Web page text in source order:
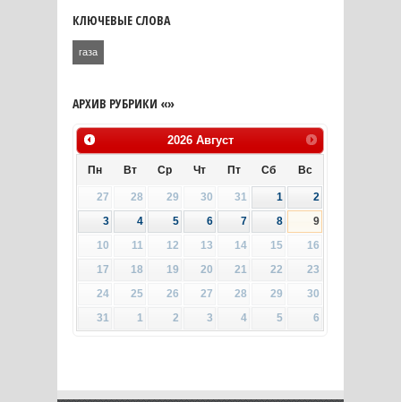
КЛЮЧЕВЫЕ СЛОВА
газа
АРХИВ РУБРИКИ «»
2026 Август
Пн Вт Ср Чт Пт Сб Вс
27 28 29 30 31 1
2
3
4 5 6 7 8
9
10
11 12 13 14 15
16
17
18 19 20 21 22
23
24
25 26 27 28 29
30
31
1 2 3 4 5 6